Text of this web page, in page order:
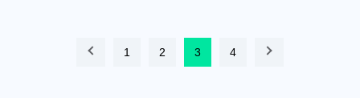
1 2 3 4